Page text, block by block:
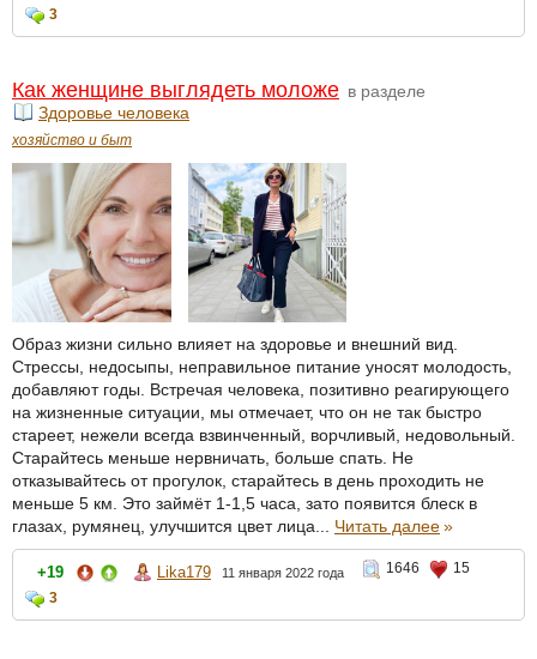
3
Как женщине выглядеть моложе в разделе
Здоровье человека
хозяйство и быт
Образ жизни сильно влияет на здоровье и внешний вид.
Стрессы, недосыпы, неправильное питание уносят молодость,
добавляют годы. Встречая человека, позитивно реагирующего
на жизненные ситуации, мы отмечает, что он не так быстро
стареет, нежели всегда взвинченный, ворчливый, недовольный.
Старайтесь меньше нервничать, больше спать. Не
отказывайтесь от прогулок, старайтесь в день проходить не
меньше 5 км. Это займёт 1-1,5 часа, зато появится блеск в
глазах, румянец, улучшится цвет лица... Читать далее»
+19 Lika179 11 января 2022 года 1646
15
3